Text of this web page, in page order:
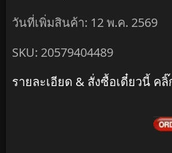
วันที่เพิ่มสินค้า: 12 พ.ค. 2569
SKU: 20579404489
รายละเอียด & สั่งซื้อเดี๋ยวนี้ ค